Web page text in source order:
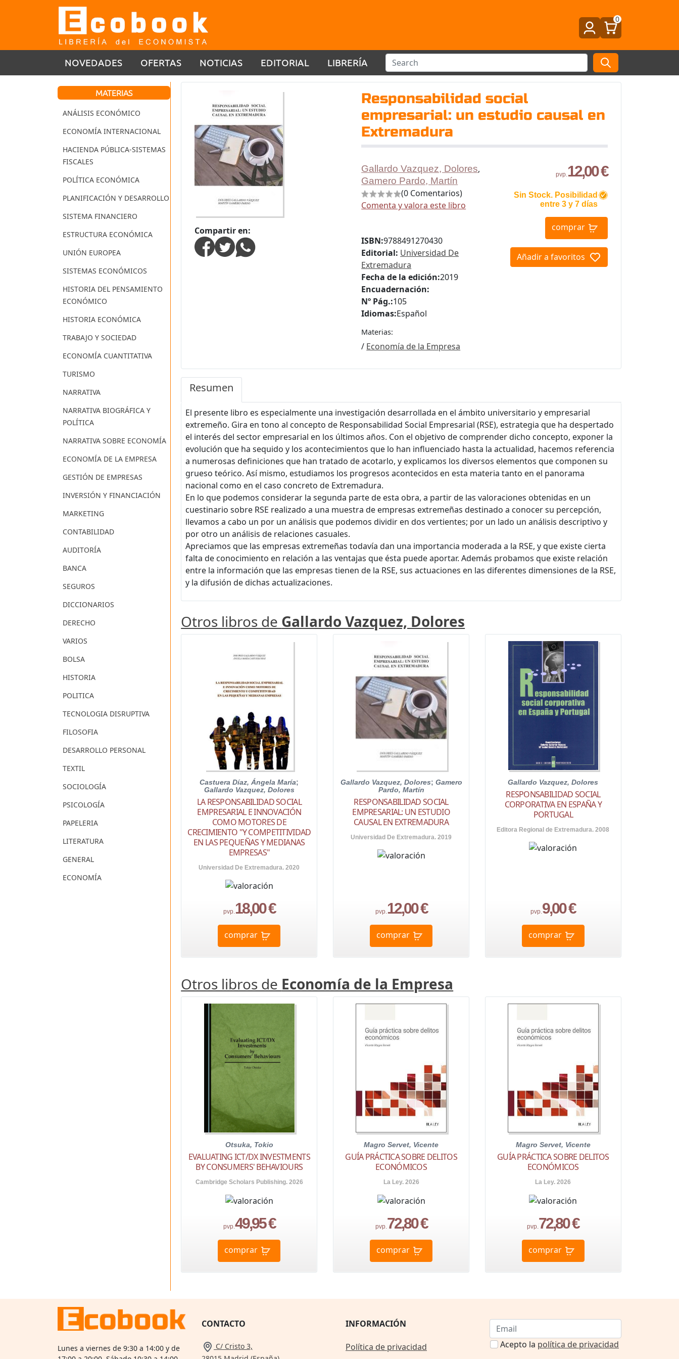
0
NOVEDADES OFERTAS NOTICIAS EDITORIAL LIBRERÍA
MATERIAS
ANÁLISIS ECONÓMICO
ECONOMÍA INTERNACIONAL
HACIENDA PÚBLICA-SISTEMAS
FISCALES
POLÍTICA ECONÓMICA
PLANIFICACIÓN Y DESARROLLO
SISTEMA FINANCIERO
ESTRUCTURA ECONÓMICA
UNIÓN EUROPEA
SISTEMAS ECONÓMICOS
HISTORIA DEL PENSAMIENTO
ECONÓMICO
HISTORIA ECONÓMICA
TRABAJO Y SOCIEDAD
ECONOMÍA CUANTITATIVA
TURISMO
NARRATIVA
NARRATIVA BIOGRÁFICA Y
POLÍTICA
NARRATIVA SOBRE ECONOMÍA
ECONOMÍA DE LA EMPRESA
GESTIÓN DE EMPRESAS
INVERSIÓN Y FINANCIACIÓN
MARKETING
CONTABILIDAD
AUDITORÍA
BANCA
SEGUROS
DICCIONARIOS
DERECHO
VARIOS
BOLSA
HISTORIA
POLITICA
TECNOLOGIA DISRUPTIVA
FILOSOFIA
DESARROLLO PERSONAL
TEXTIL
SOCIOLOGÍA
PSICOLOGÍA
PAPELERIA
LITERATURA
GENERAL
ECONOMÍA
Responsabilidad social
empresarial: un estudio causal en
Extremadura
Compartir en:
Gallardo Vazquez, Dolores,
Gamero Pardo, Martín
(0 Comentarios)
Comenta y valora este libro
pvp. 12,00 €
Sin Stock. Posibilidad
entre 3 y 7 días
comprar
Añadir a favoritos
ISBN:9788491270430
Editorial: Universidad De
Extremadura
Fecha de la edición:2019
Encuadernación:
Nº Pág.:105
Idiomas:Español
Materias:
/ Economía de la Empresa
Resumen
El presente libro es especialmente una investigación desarrollada en el ámbito universitario y empresarial
extremeño. Gira en tono al concepto de Responsabilidad Social Empresarial (RSE), estrategia que ha despertado
el interés del sector empresarial en los últimos años. Con el objetivo de comprender dicho concepto, exponer la
evolución que ha sequido y los acontecimientos que lo han influenciado hasta la actualidad, hacemos referencia
a numerosas definiciones que han tratado de acotarlo, y explicamos los diversos elementos que componen su
grueso teórico. Así mismo, estudiamos los progresos acontecidos en esta materia tanto en el panorama
nacional como en el caso concreto de Extremadura.
En lo que podemos considerar la segunda parte de esta obra, a partir de las valoraciones obtenidas en un
cuestinario sobre RSE realizado a una muestra de empresas extremeñas destinado a conocer su percepción,
llevamos a cabo un por un análisis que podemos dividir en dos vertientes; por un lado un análisis descriptivo y
por otro un análisis de relaciones casuales.
Apreciamos que las empresas extremeñas todavía dan una importancia moderada a la RSE, y que existe cierta
falta de conocimiento en relación a las ventajas que ésta puede aportar. Además probamos que existe relación
entre la información que las empresas tienen de la RSE, sus actuaciones en las diferentes dimensiones de la RSE,
y la difusión de dichas actualizaciones.
Otros libros de Gallardo Vazquez, Dolores
Castuera Díaz, Ángela María;
Gallardo Vazquez, Dolores
LA RESPONSABILIDAD SOCIAL
EMPRESARIAL E INNOVACIÓN
COMO MOTORES DE
CRECIMIENTO "Y COMPETITIVIDAD
EN LAS PEQUEÑAS Y MEDIANAS
EMPRESAS"
Universidad De Extremadura. 2020
pvp.18,00 €
comprar
Gallardo Vazquez, Dolores; Gamero
Pardo, Martín
RESPONSABILIDAD SOCIAL
EMPRESARIAL: UN ESTUDIO
CAUSAL EN EXTREMADURA
Universidad De Extremadura. 2019
pvp.12,00 €
comprar
Gallardo Vazquez, Dolores
RESPONSABILIDAD SOCIAL
CORPORATIVA EN ESPAÑA Y
PORTUGAL
Editora Regional de Extremadura. 2008
pvp.9,00 €
comprar
Otros libros de Economía de la Empresa
Otsuka, Tokio
EVALUATING ICT/DX INVESTMENTS
BY CONSUMERS' BEHAVIOURS
Cambridge Scholars Publishing. 2026
pvp.49,95 €
comprar
Magro Servet, Vicente
GUÍA PRÁCTICA SOBRE DELITOS
ECONÓMICOS
La Ley. 2026
pvp.72,80 €
comprar
Magro Servet, Vicente
GUÍA PRÁCTICA SOBRE DELITOS
ECONÓMICOS
La Ley. 2026
pvp.72,80 €
comprar
Lunes a viernes de 9:30 a 14:00 y de
CONTACTO
C/ Cristo 3,
INFORMACIÓN
Política de privacidad Acepto la política de privacidad